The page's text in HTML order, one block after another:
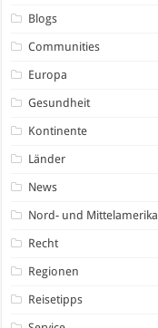
Blogs
Communities
Europa
Gesundheit
Kontinente
Länder
News
Nord- und Mittelamerika
Recht
Regionen
Reisetipps